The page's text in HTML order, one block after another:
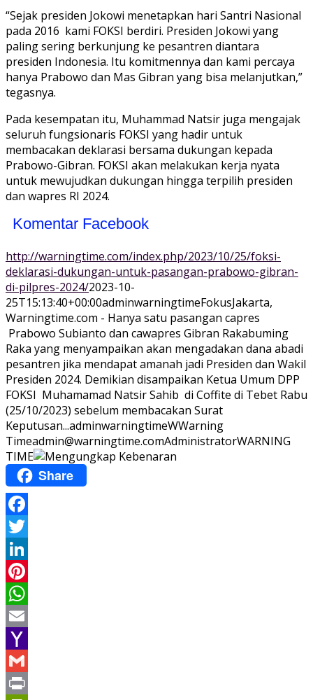
“Sejak presiden Jokowi menetapkan hari Santri Nasional
pada 2016 kami FOKSI berdiri. Presiden Jokowi yang
paling sering berkunjung ke pesantren diantara
presiden Indonesia. Itu komitmennya dan kami percaya
hanya Prabowo dan Mas Gibran yang bisa melanjutkan,”
tegasnya.
Pada kesempatan itu, Muhammad Natsir juga mengajak
seluruh fungsionaris FOKSI yang hadir untuk
membacakan deklarasi bersama dukungan kepada
Prabowo-Gibran. FOKSI akan melakukan kerja nyata
untuk mewujudkan dukungan hingga terpilih presiden
dan wapres RI 2024.
Komentar Facebook
http://warningtime.com/index.php/2023/10/25/foksi-
deklarasi-dukungan-untuk-pasangan-prabowo-gibran-
di-pilpres-2024/2023-10-
25T15:13:40+00:00adminwarningtimeFokusJakarta,
Warningtime.com - Hanya satu pasangan capres
Prabowo Subianto dan cawapres Gibran Rakabuming
Raka yang menyampaikan akan mengadakan dana abadi
pesantren jika mendapat amanah jadi Presiden dan Wakil
Presiden 2024. Demikian disampaikan Ketua Umum DPP
FOKSI Muhamamad Natsir Sahib di Coffite di Tebet Rabu
(25/10/2023) sebelum membacakan Surat
Keputusan...adminwarningtimeWWarning
Timeadmin@warningtime.comAdministratorWARNING
TIME
Share
Facebook
Twitter
LinkedIn
Pinterest
WhatsApp
Email
Yahoo
Mail
Gmail